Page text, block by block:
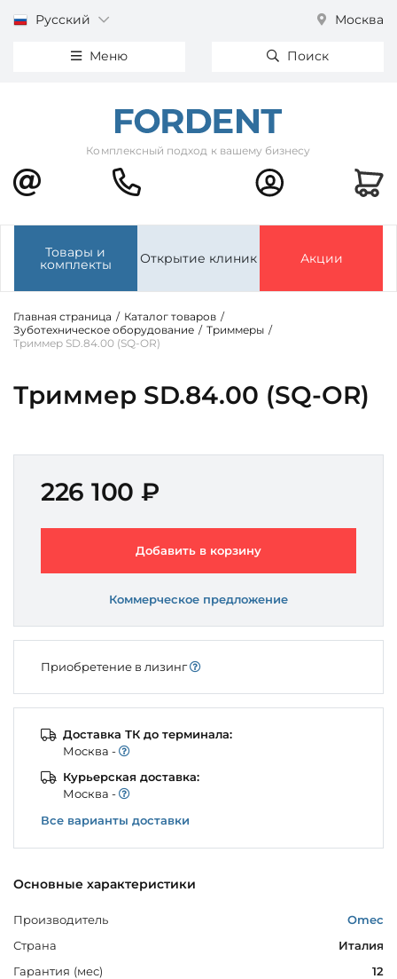
Русский Москва
Меню Поиск
Комплексный подход к вашему бизнесу
Товары и
комплекты Открытие клиник Акции
Главная страница / Каталог товаров /
Зуботехническое оборудование / Триммеры /
Триммер SD.84.00 (SQ-OR)
Триммер SD.84.00 (SQ-OR)
Основные характеристики
Производитель
Omec
Страна
Италия
Гарантия (мес)
12
226 100 ₽
Добавить в корзину
Коммерческое предложение
Приобретение в лизинг
Доставка ТК до терминала:
Моcква -
Курьерская доставка:
Моcква -
Все варианты доставки